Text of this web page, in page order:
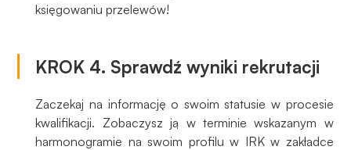
księgowaniu przelewów!
KROK 4. Sprawdź wyniki rekrutacji
Zaczekaj na informację o swoim statusie w procesie
kwalifikacji. Zobaczysz ją w terminie wskazanym w
harmonogramie na swoim profilu w IRK w zakładce
szansę na
spersonalizowanych
treści i ofert.